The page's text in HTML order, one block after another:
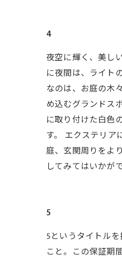
4
夜空に輝く、美し
に夜間は、ライト
なのは、お庭の木
め込むグランドス
に取り付けた白色
す。 エクステリア
庭、玄関周りをよ
してみてはいかが
5
5というタイトル
こと。この保証期